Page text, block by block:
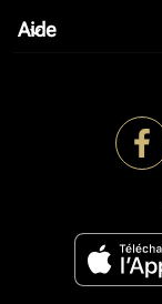
Aide
keyboard_arrow_down